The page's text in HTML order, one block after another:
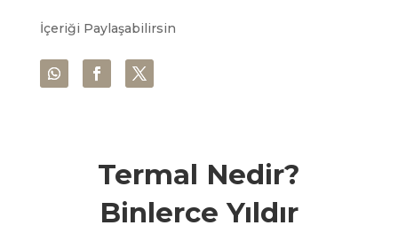
İçeriği Paylaşabilirsin
Termal Nedir?
Binlerce Yıldır